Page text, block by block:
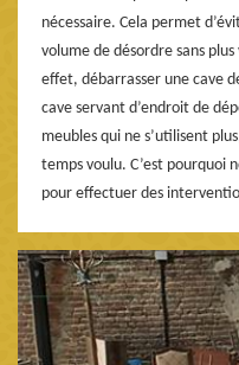
nécessaire. Cela permet
volume de désordre sans
effet, débarrasser une cave
cave servant d’endroit de
meubles qui ne s’utilisent
temps voulu. C’est pourquoi
pour effectuer des